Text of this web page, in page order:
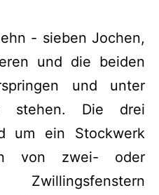
- sieben Jochen,
und die beiden
und unter
stehen. Die drei
um ein Stockwerk
von zwei- oder